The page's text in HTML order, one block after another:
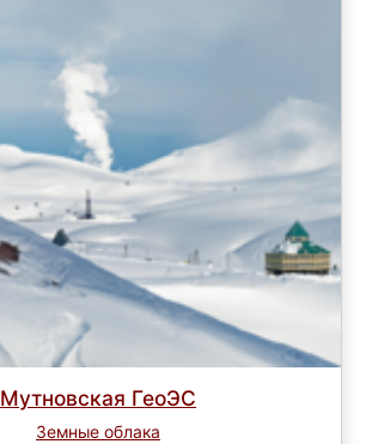
Мутновская ГеоЭС
Земные облака